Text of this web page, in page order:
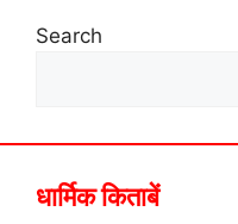
Search
धार्मिक किताबें